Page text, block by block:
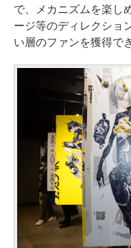
で、メカニズムを楽し
ージ等のディレクショ
い層のファンを獲得で